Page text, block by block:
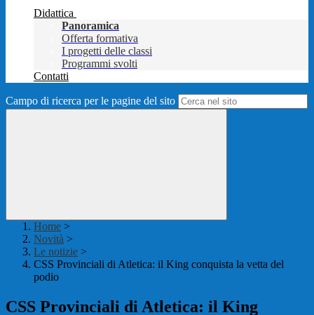
Didattica
Panoramica
Offerta formativa
I progetti delle classi
Programmi svolti
Contatti
Campo di ricerca per le pagine del sito
Home >
Novità >
Le notizie >
CSS Provinciali di Atletica: il King conquista la vetta del
podio
CSS Provinciali di Atletica: il King